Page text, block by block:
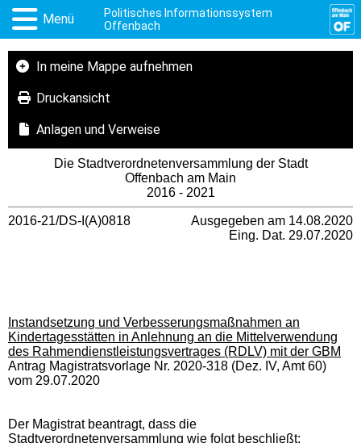
Menü
Politisches Informationssystem
Offenbach
In meine Mappe aufnehmen
Druckansicht
Anlagen und Verweise
Die Stadtverordnetenversammlung der Stadt
Offenbach am Main
2016 - 2021
2016-21/DS-I(A)0818
Ausgegeben am 14.08.2020
Eing. Dat. 29.07.2020
Instandsetzung und Verbesserungsmaßnahmen an
Kindertagesstätten in Anlehnung an die Mittelverwendung
des Rahmendienstleistungsvertrages (RDLV) mit der GBM
Antrag Magistratsvorlage Nr. 2020-318 (Dez. IV, Amt 60)
vom 29.07.2020
Der Magistrat beantragt, dass die
Stadtverordnetenversammlung wie folgt beschließt: